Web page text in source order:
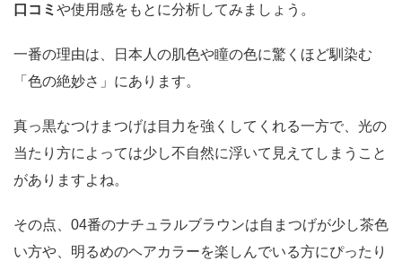
口コミ や使用感をもとに分析してみましょう。
一番の理由は、日本人の肌色や瞳の色に驚くほど馴染む
「色の絶妙さ」にあります。
真っ黒なつけまつげは目力を強くしてくれる一方で、光の
当たり方によっては少し不自然に浮いて見えてしまうこと
がありますよね。
その点、04番のナチュラルブラウンは自まつげが少し茶色
い方や、明るめのヘアカラーを楽しんでいる方にぴったり